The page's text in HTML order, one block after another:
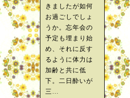
きましたが如何
お過ごしでしょ
うか。忘年会の
予定も埋まり始
め、それに反す
るように体力は
加齢と共に低
下。二日酔いが
三…